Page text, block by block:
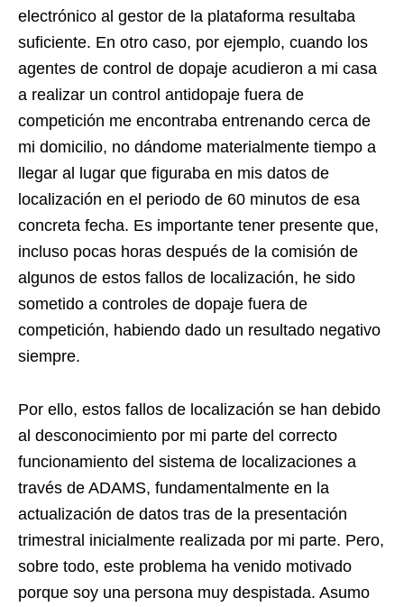
electrónico al gestor de la plataforma resultaba
suficiente. En otro caso, por ejemplo, cuando los
agentes de control de dopaje acudieron a mi casa
a realizar un control antidopaje fuera de
competición me encontraba entrenando cerca de
mi domicilio, no dándome materialmente tiempo a
llegar al lugar que figuraba en mis datos de
localización en el periodo de 60 minutos de esa
concreta fecha. Es importante tener presente que,
incluso pocas horas después de la comisión de
algunos de estos fallos de localización, he sido
sometido a controles de dopaje fuera de
competición, habiendo dado un resultado negativo
siempre.
Por ello, estos fallos de localización se han debido
al desconocimiento por mi parte del correcto
funcionamiento del sistema de localizaciones a
través de ADAMS, fundamentalmente en la
actualización de datos tras de la presentación
trimestral inicialmente realizada por mi parte. Pero,
sobre todo, este problema ha venido motivado
porque soy una persona muy despistada. Asumo